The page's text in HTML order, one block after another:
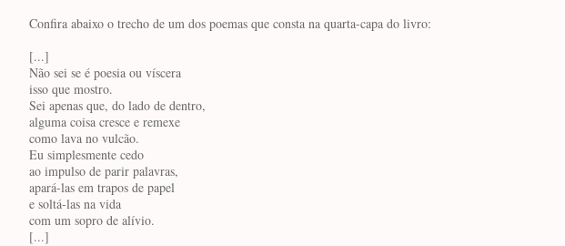
Confira abaixo o trecho de um dos poemas que consta na quarta-capa do livro:
[...]
Não sei se é poesia ou víscera
isso que mostro.
Sei apenas que, do lado de dentro,
alguma coisa cresce e remexe
como lava no vulcão.
Eu simplesmente cedo
ao impulso de parir palavras,
apará-las em trapos de papel
e soltá-las na vida
com um sopro de alívio.
[...]